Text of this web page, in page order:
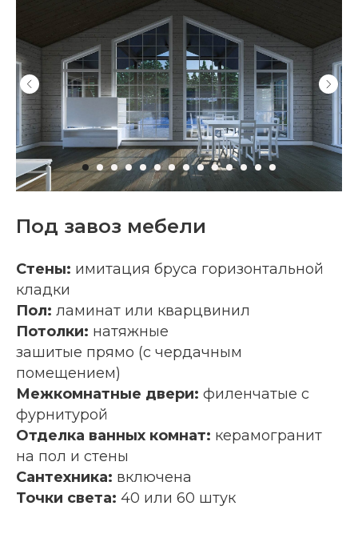
Под завоз мебели
Стены: имитация бруса горизонтальной
кладки
Пол: ламинат или кварцвинил
Потолки: натяжные
зашитые прямо (с чердачным
помещением)
Межкомнатные двери: филенчатые с
фурнитурой
Отделка ванных комнат: керамогранит
на пол и стены
Сантехника: включена
Точки света: 40 или 60 штук